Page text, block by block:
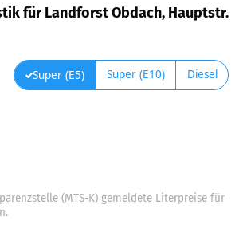
für Landforst Obdach, Hauptstr.
Super (E5) Super (E10) Diesel
(MTS-K) gemeldete Literpreise für